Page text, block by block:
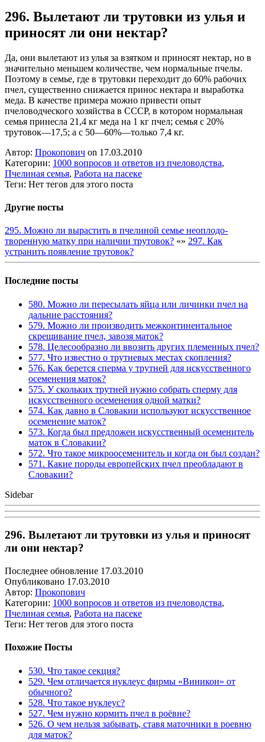
296. Вылетают ли трутовки из улья и
приносят ли они нектар?
Да, они вылетают из улья за взятком и приносят нектар, но в
значительно меньшем количестве, чем нормальные пчелы.
Поэтому в семье, где в трутовки переходит до 60% рабочих
пчел, существенно снижается принос нектара и выработка
меда. В качестве примера можно привести опыт
пчеловодческого хозяйства в СССР, в котором нормальная
семья принесла 21,4 кг меда на 1 кг пчел; семья с 20%
трутовок—17,5; а с 50—60%—только 7,4 кг.
Автор: Прокопович on 17.03.2010
Категории: 1000 вопросов и ответов из пчеловодства,
Пчелиная семья, Работа на пасеке
Теги: Нет тегов для этого поста
Другие посты
295. Можно ли вырастить в пчелиной семье неоплодо-
творенную матку при наличии трутовок? «» 297. Как
устранить появление трутовок?
Последние посты
580. Можно ли пересылать яйца или личинки пчел на
дальние расстояния?
579. Можно ли производить межконтинентальное
скрещивание пчел, завозя маток?
578. Целесообразно ли ввозить других племенных пчел?
577. Что известно о трутневых местах скопления?
576. Как берется сперма у трутней для искусственного
осеменения маток?
575. У скольких трутней нужно собрать сперму для
искусственного осеменения одной матки?
574. Как давно в Словакии используют искусственное
осеменение маток?
573. Когда был предложен искусственный осеменитель
маток в Словакии?
572. Что такое микроосеменитель и когда он был создан?
571. Какие породы европейских пчел преобладают в
Словакии?
Sidebar
296. Вылетают ли трутовки из улья и приносят
ли они нектар?
Последнее обновление 17.03.2010
Опубликовано 17.03.2010
Автор: Прокопович
Категории: 1000 вопросов и ответов из пчеловодства,
Пчелиная семья, Работа на пасеке
Теги: Нет тегов для этого поста
Похожие Посты
530. Что такое секция?
529. Чем отличается нуклеус фирмы «Виникон» от
обычного?
528. Что такое нуклеус?
527. Чем нужно кормить пчел в роёвне?
526. О чем нельзя забывать, ставя маточники в роевню
для маток?